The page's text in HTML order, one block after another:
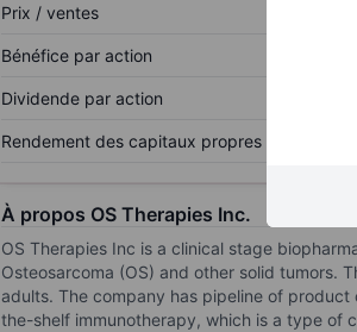
Prix / ventes
Bénéfice par action
Dividende par action
Rendement des capitaux propres
À propos OS Therapies Inc.
OS Therapies Inc is a clinical stage
Osteosarcoma (OS) and other solid tumors.
adults. The company has pipeline of
the-shelf immunotherapy, which is a type of